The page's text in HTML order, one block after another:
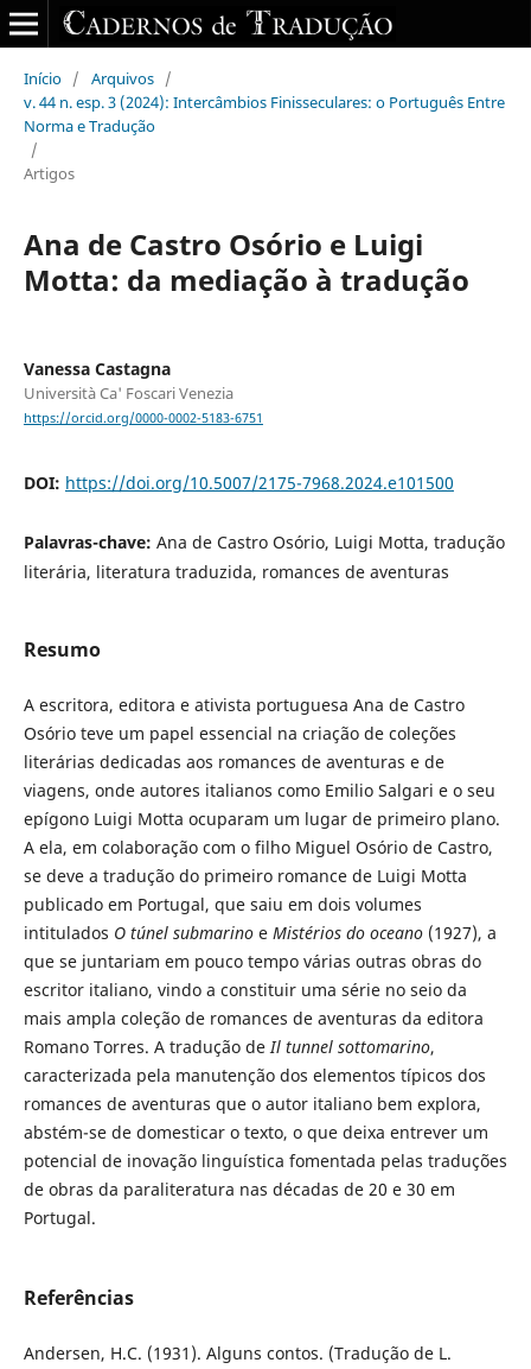
Início / Arquivos /
v. 44 n. esp. 3 (2024): Intercâmbios Finisseculares: o Português Entre
Norma e Tradução
/
Artigos
Ana de Castro Osório e Luigi
Motta: da mediação à tradução
Vanessa Castagna
Università Ca' Foscari Venezia
https://orcid.org/0000-0002-5183-6751
DOI: https://doi.org/10.5007/2175-7968.2024.e101500
Palavras-chave: Ana de Castro Osório, Luigi Motta, tradução
literária, literatura traduzida, romances de aventuras
Resumo
A escritora, editora e ativista portuguesa Ana de Castro
Osório teve um papel essencial na criação de coleções
literárias dedicadas aos romances de aventuras e de
viagens, onde autores italianos como Emilio Salgari e o seu
epígono Luigi Motta ocuparam um lugar de primeiro plano.
A ela, em colaboração com o filho Miguel Osório de Castro,
se deve a tradução do primeiro romance de Luigi Motta
publicado em Portugal, que saiu em dois volumes
intitulados O túnel submarinoe Mistérios do oceano(1927), a
que se juntariam em pouco tempo várias outras obras do
escritor italiano, vindo a constituir uma série no seio da
mais ampla coleção de romances de aventuras da editora
Romano Torres. A tradução deIl tunnel sottomarino,
caracterizada pela manutenção dos elementos típicos dos
romances de aventuras que o autor italiano bem explora,
abstém-se de domesticar o texto, o que deixa entrever um
potencial de inovação linguística fomentada pelas traduções
de obras da paraliteratura nas décadas de 20 e 30 em
Portugal.
Referências
Andersen, H.C. (1931). Alguns contos. (Tradução de L.